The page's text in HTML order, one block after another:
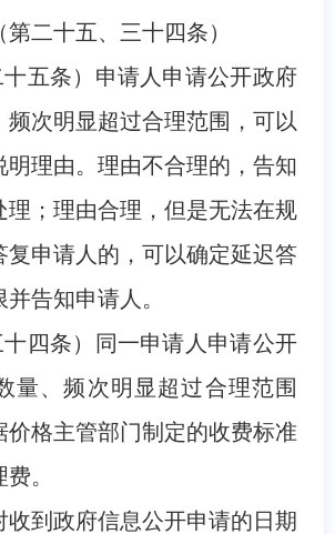
二十五、三十四条）
条）申请人申请公开政府
频次明显超过合理范围，可以
明理由。理由不合理的，告知
理；理由合理，但是无法在规
复申请人的，可以确定延迟答
告知申请人。
条）同一申请人申请公开
量、频次明显超过合理范围
价格主管部门制定的收费标准
。
到政府信息公开申请的日期